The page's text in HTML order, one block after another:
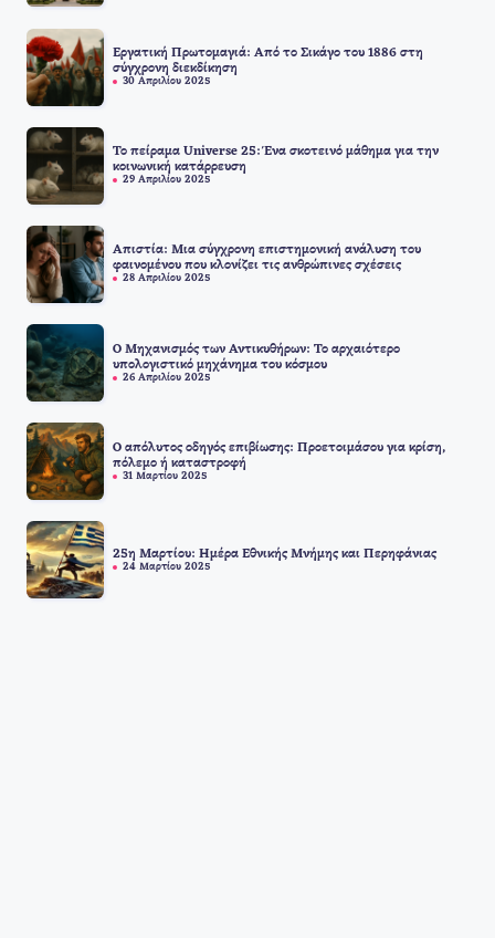
Εργατική Πρωτομαγιά: Από το Σικάγο του 1886 στη
σύγχρονη διεκδίκηση
30 Απριλίου 2025
Το πείραμα Universe 25: Ένα σκοτεινό μάθημα για την
κοινωνική κατάρρευση
29 Απριλίου 2025
Απιστία: Μια σύγχρονη επιστημονική ανάλυση του
φαινομένου που κλονίζει τις ανθρώπινες σχέσεις
28 Απριλίου 2025
Ο Μηχανισμός των Αντικυθήρων: Το αρχαιότερο
υπολογιστικό μηχάνημα του κόσμου
26 Απριλίου 2025
Ο απόλυτος οδηγός επιβίωσης: Προετοιμάσου για κρίση,
πόλεμο ή καταστροφή
31 Μαρτίου 2025
25η Μαρτίου: Ημέρα Εθνικής Μνήμης και Περηφάνιας
24 Μαρτίου 2025